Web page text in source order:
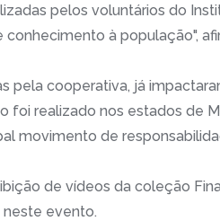
pelos voluntários do
à população",
cooperativa, já
realizado nos estados de
movimento de
de vídeos da coleção
neste evento.